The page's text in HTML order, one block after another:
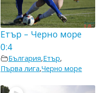
Етър – Черно море
0:4
България,Етър,
Първа лига,Черно море